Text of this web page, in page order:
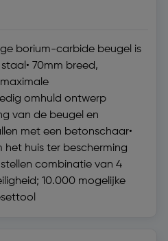
borium-carbide beugel is
70mm breed,
omhuld ontwerp
van de beugel en
met een betonschaar•
huis ter bescherming
combinatie van 4
10.000 mogelijke